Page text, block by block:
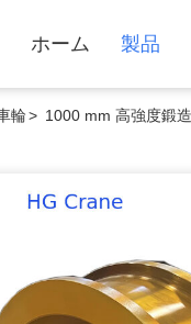
ホーム 製品
輪> 1000 mm 高強度鍛